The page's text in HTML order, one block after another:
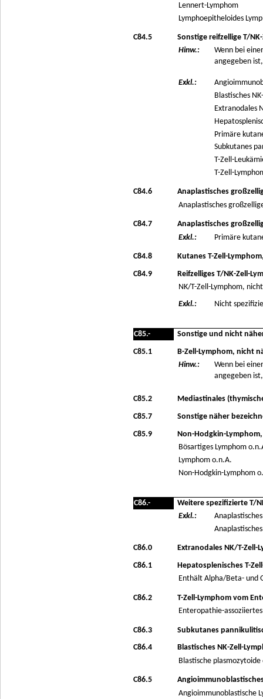
Lennert-Lymphom
Lymphoepitheloides
C84.5
Sonstige reifzellige T/
Hinw.:
Wenn bei
angegeben
Exkl.:
Blastisches
Extranodales
Primäre
Subkutanes
T-Zell-
T-Zell-
C84.6
Anaplastisches
Anaplastisches
C84.7
Anaplastisches
Exkl.:
Primäre
C84.8
Kutanes T-Zell-
C84.9
Reifzelliges T/NK-Zell-
NK/T-Zell-Lymphom,
Exkl.:
Nicht
C85.-
Sonstige und nicht
C85.1
B-Zell-Lymphom, nicht
Hinw.:
Wenn bei
angegeben
C85.2
Mediastinales
C85.7
Sonstige näher
C85.9
Non-Hodgkin-
Bösartiges Lymphom
Lymphom o.n.A.
Non-Hodgkin-Lymphom
C86.-
Weitere spezifizierte T/
Exkl.:
C86.0
Extranodales NK/T-Zell-
C86.1
Hepatosplenisches T-
Enthält Alpha/Beta- und
C86.2
T-Zell-Lymphom vom
Enteropathie-
C86.3
Subkutanes
C86.4
Blastisches NK-Zell-
Blastische
C86.5
Angioimmunoblastische